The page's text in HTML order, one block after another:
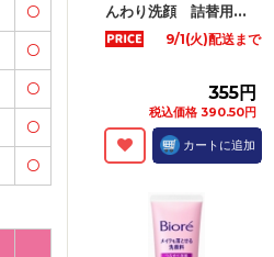
〇
〇
〇
〇
〇
んわり洗顔 詰替用...
9/1(火)配送まで
355円
税込価格 390.50円
カートに追加